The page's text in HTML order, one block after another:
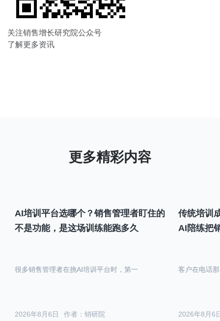
关注销售增长研究院公众号
了解更多资讯
AI培训平台选哪个？销售管理者盯住的
不是功能，是这场训练能跑多久
作者：销研院
2026年8月6日
很多销售管理者在挑AI培训平台时，第一
传统培训
AI陪练把
2026年8月6
客户在电话